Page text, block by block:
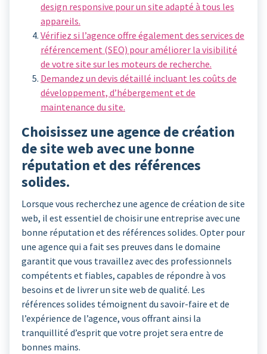
design responsive pour un site adapté à tous les
appareils.
Vérifiez si l’agence offre également des services de
référencement (SEO) pour améliorer la visibilité
de votre site sur les moteurs de recherche.
Demandez un devis détaillé incluant les coûts de
développement, d’hébergement et de
maintenance du site.
Choisissez une agence de création
de site web avec une bonne
réputation et des références
solides.
Lorsque vous recherchez une agence de création de site
web, il est essentiel de choisir une entreprise avec une
bonne réputation et des références solides. Opter pour
une agence qui a fait ses preuves dans le domaine
garantit que vous travaillez avec des professionnels
compétents et fiables, capables de répondre à vos
besoins et de livrer un site web de qualité. Les
références solides témoignent du savoir-faire et de
l’expérience de l’agence, vous offrant ainsi la
tranquillité d’esprit que votre projet sera entre de
bonnes mains.